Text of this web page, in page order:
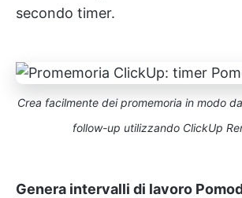
secondo timer.
Crea facilmente dei promemoria in modo
follow-up utilizzando ClickUp
Genera intervalli di lavoro